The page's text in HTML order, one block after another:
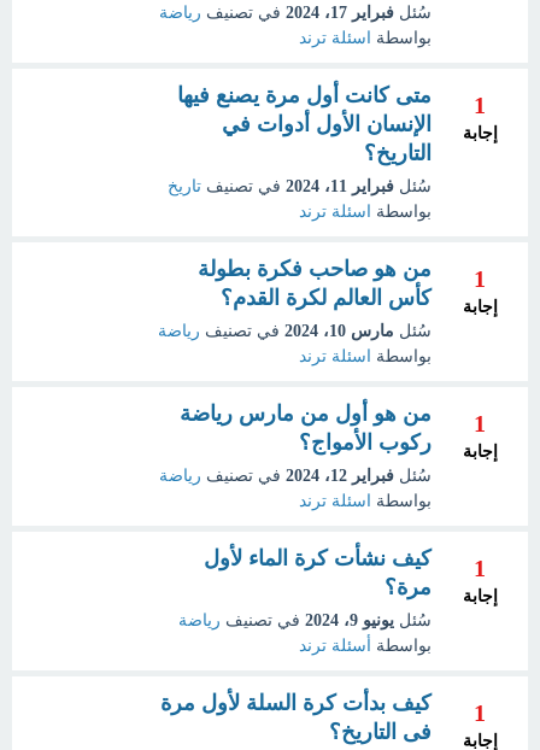
سُئل فبراير 17، 2024 في تصنيف رياضة
بواسطة
اسئلة ترند
1
إجابة
متى كانت أول مرة يصنع فيها
الإنسان الأول أدوات في
التاريخ؟
سُئل فبراير 11، 2024 في تصنيف تاريخ
بواسطة
اسئلة ترند
1
إجابة
من هو صاحب فكرة بطولة
كأس العالم لكرة القدم؟
سُئل مارس 10، 2024 في تصنيف رياضة
بواسطة
اسئلة ترند
1
إجابة
من هو أول من مارس رياضة
ركوب الأمواج؟
سُئل فبراير 12، 2024 في تصنيف رياضة
بواسطة
اسئلة ترند
1
إجابة
كيف نشأت كرة الماء لأول
مرة؟
سُئل يونيو 9، 2024 في تصنيف رياضة
بواسطة
أسئلة ترند
1
إجابة
كيف بدأت كرة السلة لأول مرة
فى التاريخ؟